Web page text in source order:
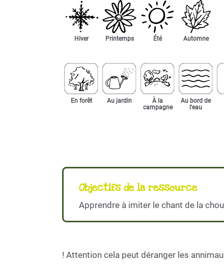
Hiver Printemps Été Automne
En forêt Au jardin
À la
campagne
Au bord de
l'eau
Objectifs de la ressource
Apprendre à imiter le chant de la
! Attention cela peut déranger les